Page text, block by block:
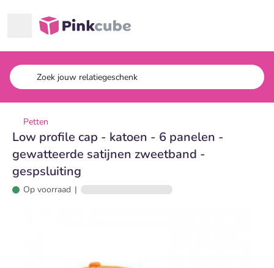
Pinkcube
Petten
Low profile cap - katoen - 6 panelen -
gewatteerde satijnen zweetband -
gespsluiting
Op voorraad |